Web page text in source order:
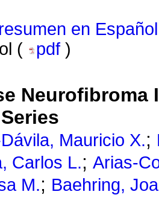
resumen en Español
(
pdf )
Neurofibroma
Mauricio X.;
Carlos L.; Arias-
M.; Baehring,